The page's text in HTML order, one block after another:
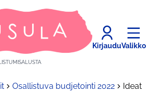
KirjauduValikko
Osallistuva budjetointi 2022 Ideat